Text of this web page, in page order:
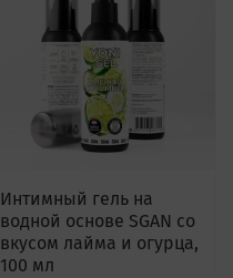
Интимный гель на
водной основе SGAN со
вкусом лайма и огурца,
100 мл